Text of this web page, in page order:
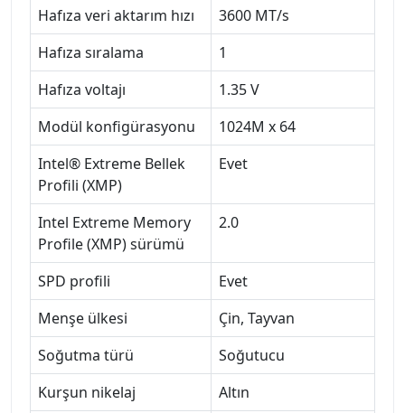
Hafıza veri aktarım hızı
3600 MT/s
Hafıza sıralama
1
Hafıza voltajı
1.35 V
Modül konfigürasyonu
1024M x 64
Intel® Extreme Bellek
Profili (XMP)
Evet
Intel Extreme Memory
Profile (XMP) sürümü
2.0
SPD profili
Evet
Menşe ülkesi
Çin, Tayvan
Soğutma türü
Soğutucu
Kurşun nikelaj
Altın